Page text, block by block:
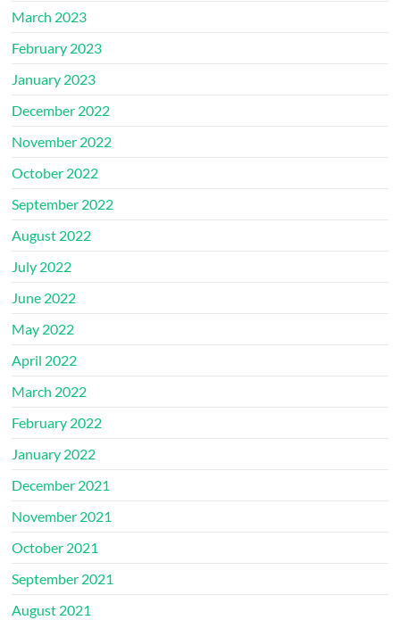
March 2023
February 2023
January 2023
December 2022
November 2022
October 2022
September 2022
August 2022
July 2022
June 2022
May 2022
April 2022
March 2022
February 2022
January 2022
December 2021
November 2021
October 2021
September 2021
August 2021